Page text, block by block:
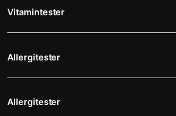
Vitamintester
Allergitester
Allergitester